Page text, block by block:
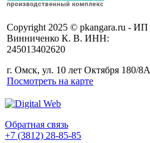
Copyright 2025 © pkangara.ru - ИП
Винниченко К. В. ИНН:
245013402620
г. Омск, ул. 10 лет Октября 180/8А
Посмотреть на карте
Обратная связь
+7 (3812) 28-85-85